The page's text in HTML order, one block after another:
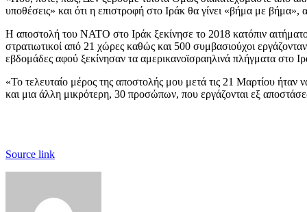
υποθέσεις» και ότι η επιστροφή στο Ιράκ θα γίνει «βήμα με βήμα»,
Η αποστολή του ΝΑΤΟ στο Ιράκ ξεκίνησε το 2018 κατόπιν
στρατιωτικοί από 21 χώρες καθώς και 500 συμβασιούχοι
εβδομάδες αφού ξεκίνησαν τα αμερικανοϊσραηλινά πλήγματα στο
«Το τελευταίο μέρος της αποστολής μου μετά τις 21 Μαρτίου
και μια άλλη μικρότερη, 30 προσώπων, που εργάζονται εξ
Source link